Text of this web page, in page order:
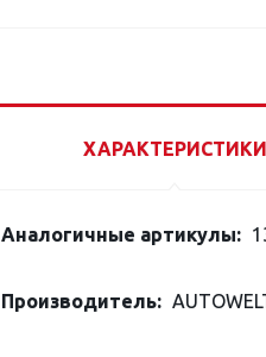
ХАРАКТЕРИСТИКИ
Аналогичные артикулы:
Производитель: